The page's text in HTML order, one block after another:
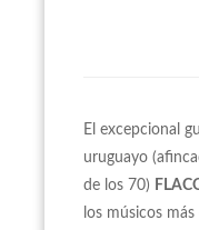
El excepcional
uruguayo
de los 70)
los músicos